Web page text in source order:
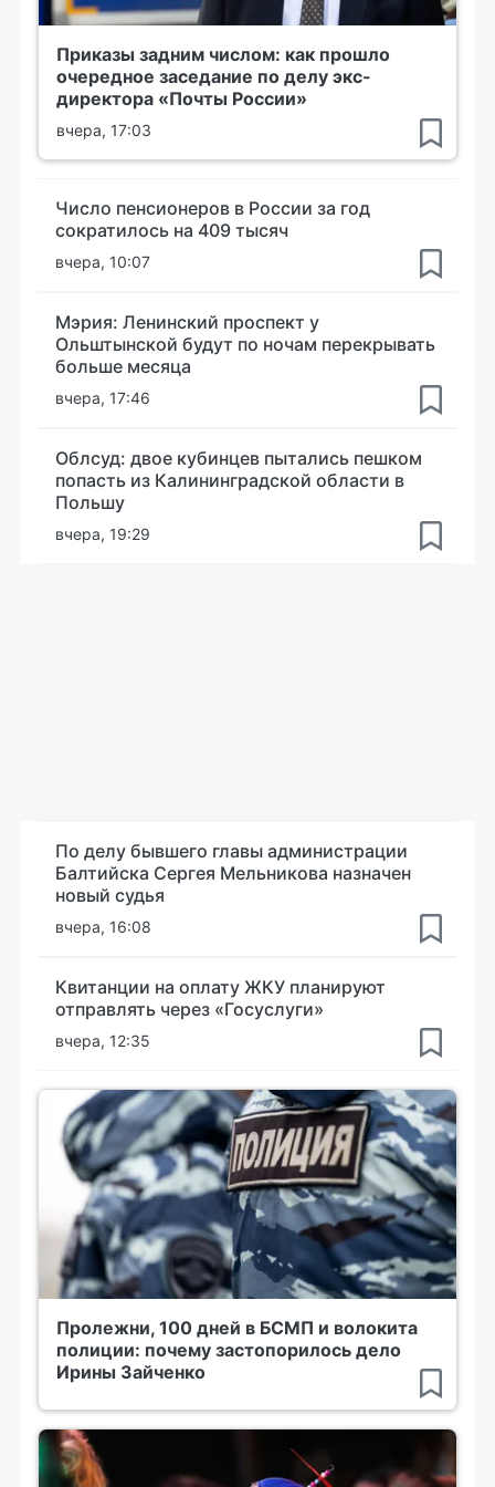
Приказы задним числом: как прошло
очередное заседание по делу экс-
директора «Почты России»
вчера, 17:03
Число пенсионеров в России за год
сократилось на 409 тысяч
вчера, 10:07
Мэрия: Ленинский проспект у
Ольштынской будут по ночам перекрывать
больше месяца
вчера, 17:46
Облсуд: двое кубинцев пытались пешком
попасть из Калининградской области в
Польшу
вчера, 19:29
По делу бывшего главы администрации
Балтийска Сергея Мельникова назначен
новый судья
вчера, 16:08
Квитанции на оплату ЖКУ планируют
отправлять через «Госуслуги»
вчера, 12:35
Пролежни, 100 дней в БСМП и волокита
полиции: почему застопорилось дело
Ирины Зайченко